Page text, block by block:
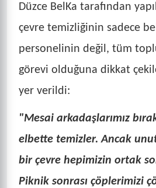
Düzce BelKa tarafından
çevre temizliğinin sadece
personelinin değil, tüm
görevi olduğuna dikkat
yer verildi:
"Mesai arkadaşlarımız
elbette temizler. Ancak
bir çevre hepimizin ortak
Piknik sonrası çöplerimizi